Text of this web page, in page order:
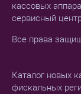
кассовых
сервисный
Все права
Каталог новых
фискальных